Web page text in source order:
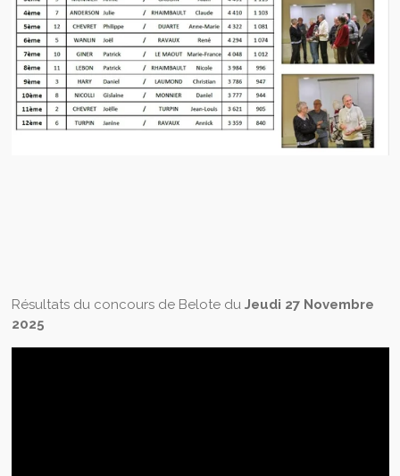
Résultats du concours de Belote du Jeudi 27 Novembre
2025